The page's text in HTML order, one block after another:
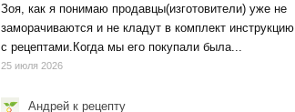
Зоя, как я понимаю продавцы(изготовители) уже не
заморачиваются и не кладут в комплект инструкцию
с рецептами.Когда мы его покупали была...
25 июля 2026
Андрей к рецепту